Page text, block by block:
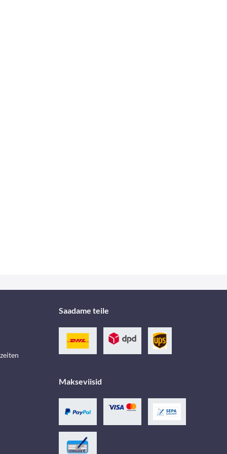
Saadame teile
Makseviisid